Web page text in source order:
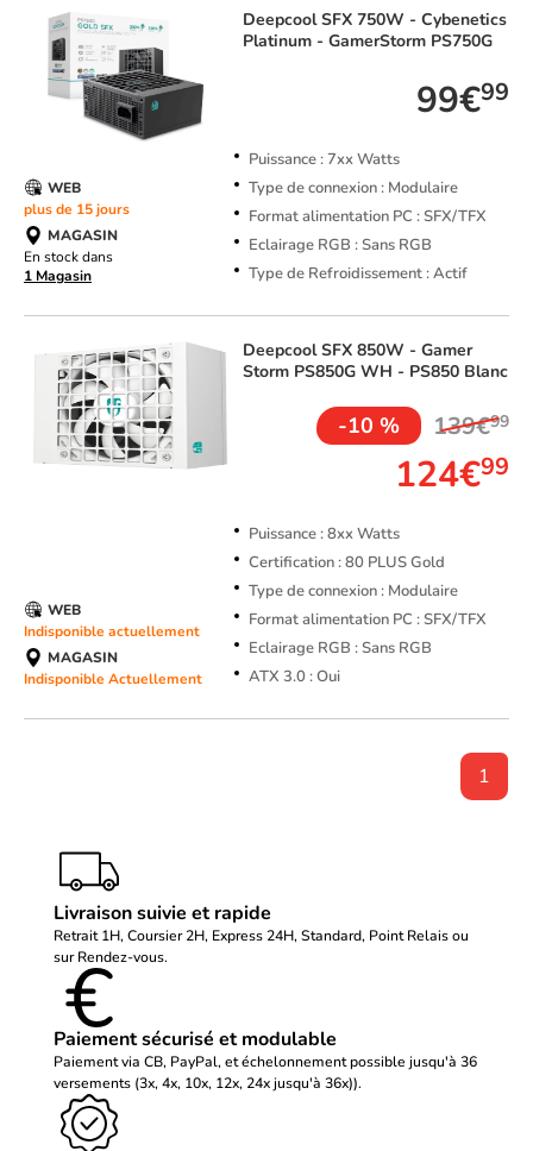
DeepcoolSFX 750W - Cybenetics
Platinum - GamerStorm PS750G
99€99
Puissance : 7xx Watts
Type de connexion : Modulaire
Format alimentation PC : SFX/TFX
Eclairage RGB : Sans RGB
Type de Refroidissement : Actif
WEB
plus de 15 jours
MAGASIN
En stock dans
1 Magasin
DeepcoolSFX 850W - Gamer
Storm PS850G WH - PS850 Blanc
-10 % 139€99
124€99
Puissance : 8xx Watts
Certification : 80 PLUS Gold
Type de connexion : Modulaire
Format alimentation PC : SFX/TFX
Eclairage RGB : Sans RGB
ATX 3.0 : Oui
WEB
Indisponible actuellement
MAGASIN
Indisponible Actuellement
1
Livraison suivie et rapide
Retrait 1H, Coursier 2H, Express 24H, Standard, Point Relais ou
sur Rendez-vous.
Paiement sécurisé et modulable
Paiement via CB, PayPal, et échelonnement possible jusqu'à 36
versements (3x, 4x, 10x, 12x, 24x jusqu'à 36x)).